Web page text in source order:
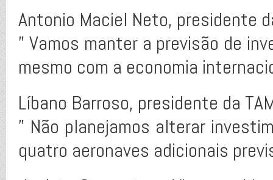
Antonio Maciel Neto, presidente
” Vamos manter a previsão de
mesmo com a economia
Líbano Barroso, presidente da
” Não planejamos alterar
quatro aeronaves adicionais